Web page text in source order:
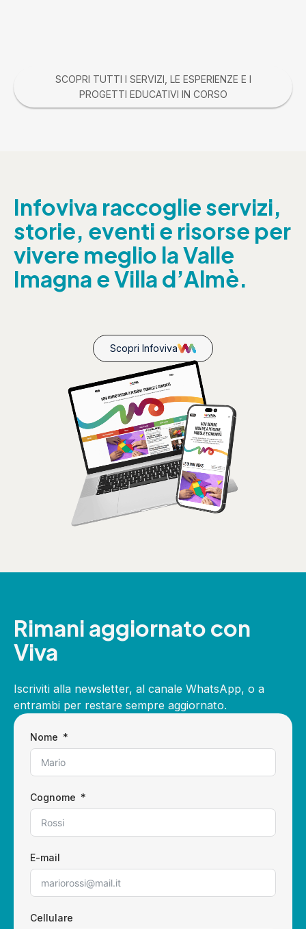
SCOPRI TUTTI I SERVIZI, LE ESPERIENZE E I
PROGETTI EDUCATIVI IN CORSO
Infoviva raccoglie servizi,
storie, eventi e risorse per
vivere meglio la Valle
Imagna e Villa d’Almè.
Scopri Infoviva
Rimani aggiornato con
Viva
Iscriviti alla newsletter, al canale WhatsApp, o a
entrambi per restare sempre aggiornato.
Nome
Cognome
E-mail
Cellulare